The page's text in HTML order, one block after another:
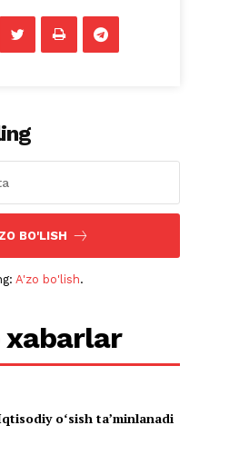
BO'LISH
A'zo bo'lish.
xabarlar
oʻsish taʼminlanadi